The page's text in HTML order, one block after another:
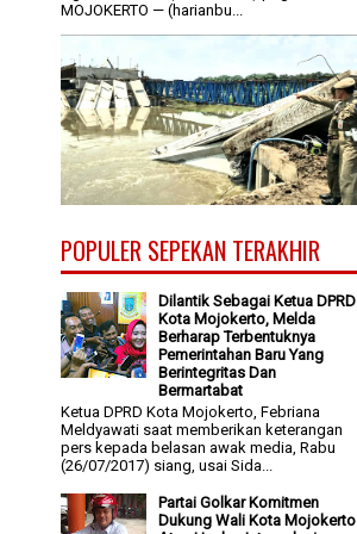
MOJOKERTO — (harianbu...
POPULER SEPEKAN TERAKHIR
Dilantik Sebagai Ketua DPRD
Kota Mojokerto, Melda
Berharap Terbentuknya
Pemerintahan Baru Yang
Berintegritas Dan
Bermartabat
Ketua DPRD Kota Mojokerto, Febriana
Meldyawati saat memberikan keterangan
pers kepada belasan awak media, Rabu
(26/07/2017) siang, usai Sida...
Partai Golkar Komitmen
Dukung Wali Kota Mojokerto